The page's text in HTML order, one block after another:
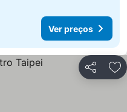
Ver preços
Partilhar